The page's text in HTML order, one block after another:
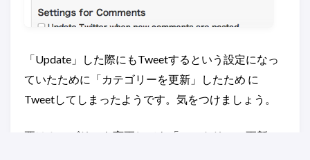
「Update」した際にもTweetするという設定になっ
ていたために「カテゴリーを更新」したため に
Tweetしてしまったようです。気をつけましょう。
要はカテゴリーを変更しても「エントリーの更新」